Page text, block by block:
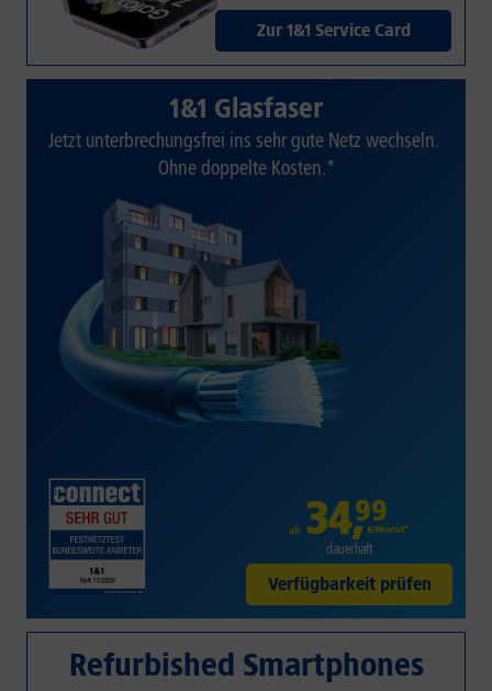
Zur 1&1 Service Card
1&1 Glasfaser
Jetzt unterbrechungsfrei ins sehr gute Netz wechseln.
Ohne doppelte Kosten.*
ab 34,99
€/Monat*
dauerhaft
Verfügbarkeit prüfen
Refurbished Smartphones